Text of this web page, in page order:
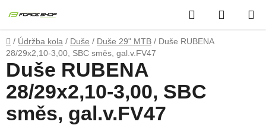
na
obsah
Hledat
KOŠÍK
Domů
/ Údržba kola / Duše / Duše 29" MTB / Duše RUBENA
28/29x2,10-3,00, SBC směs, gal.v.FV47
Duše RUBENA
28/29x2,10-3,00, SBC
směs, gal.v.FV47